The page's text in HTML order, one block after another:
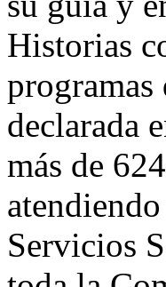
Historias
declarada
más de
Servicios